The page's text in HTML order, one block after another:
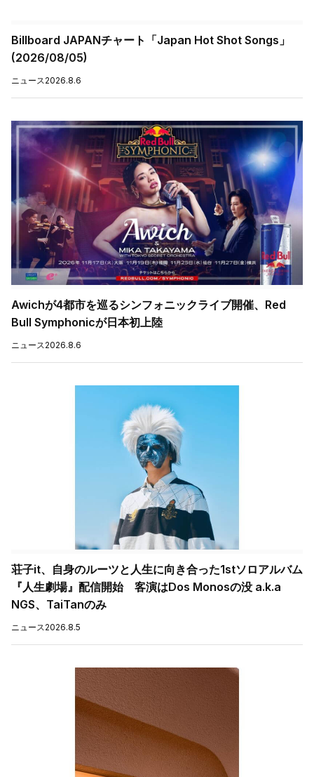
Billboard JAPANチャート「Japan Hot Shot Songs」
(2026/08/05)
ニュース 2026.8.6
Awichが4都市を巡るシンフォニックライブ開催、Red
Bull Symphonicが日本初上陸
ニュース 2026.8.6
荘子it、自身のルーツと人生に向き合った1stソロアルバム
『人生劇場』配信開始 客演はDos Monosの没 a.k.a
NGS、TaiTanのみ
ニュース 2026.8.5